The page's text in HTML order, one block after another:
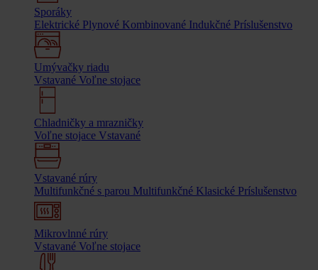
Sporáky
Elektrické Plynové Kombinované Indukčné Príslušenstvo
Umývačky riadu
Vstavané Voľne stojace
Chladničky a mrazničky
Voľne stojace Vstavané
Vstavané rúry
Multifunkčné s parou Multifunkčné Klasické Príslušenstvo
Mikrovlnné rúry
Vstavané Voľne stojace